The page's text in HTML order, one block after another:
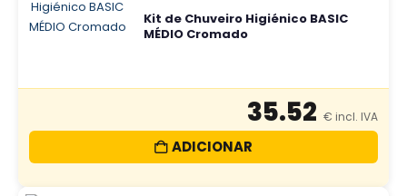
Kit de Chuveiro Higiénico BASIC
MÉDIO Cromado
35.52
ADICIONAR